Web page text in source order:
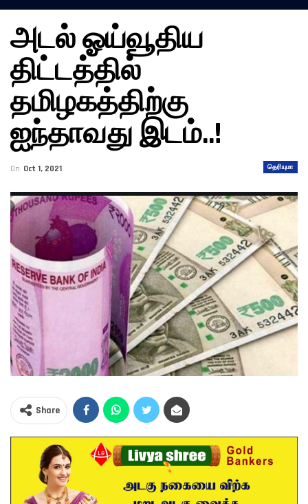
அடல் ஓய்வூதிய
திட்டத்தில்
தமிழகத்திற்கு
ஐந்தாவது இடம்..!
தெரியுமா
On Oct 1, 2021
Share